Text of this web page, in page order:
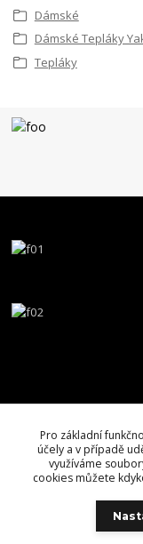
Dámské
Dámské Tepláky
Tepláky
Pro základní
účely a v případě
využíváme
cookies můžete